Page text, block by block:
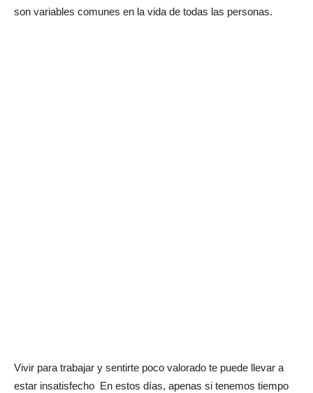
son variables comunes en la vida de todas las personas.
Vivir para trabajar y sentirte poco valorado te puede llevar a
estar insatisfecho En estos días, apenas si tenemos tiempo